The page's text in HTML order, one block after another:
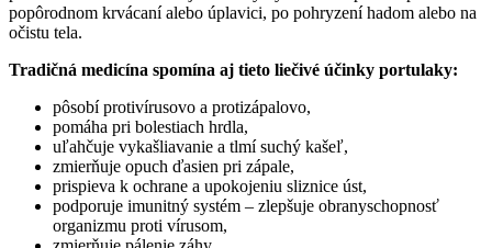
popôrodnom krvácaní alebo úplavici, po pohryzení hadom alebo na
očistu tela.
Tradičná medicína spomína aj tieto liečivé účinky portulaky:
pôsobí protivírusovo a protizápalovo,
pomáha pri bolestiach hrdla,
uľahčuje vykašliavanie a tlmí suchý kašeľ,
zmierňuje opuch ďasien pri zápale,
prispieva k ochrane a upokojeniu sliznice úst,
podporuje imunitný systém – zlepšuje obranyschopnosť
organizmu proti vírusom,